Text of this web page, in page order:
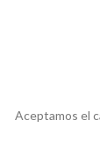
Aceptamos el